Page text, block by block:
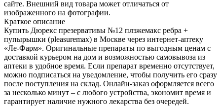
сайте. Внешний вид товара может отличаться от
изображенного на фотографии.
Краткое описание
Купить Дюрекс презервативы №12 плэжемакс ребра +
пупырышки (pleasuremax) в Москве через интернет-аптеку
«Ле-Фарм». Оригинальные препараты по выгодным ценам с
доставкой курьером на дом и возможностью самовывоза из
аптеки в удобное время. Если препарат временно отсутствует,
можно подписаться на уведомление, чтобы получить его сразу
после поступления на склад. Онлайн-заказ оформляется всего
за несколько минут – с любого устройства, экономит время и
гарантирует наличие нужного лекарства без очередей.